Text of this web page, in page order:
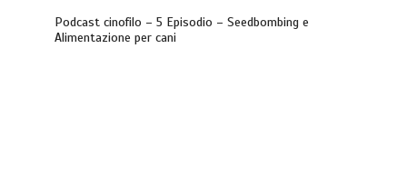
Podcast cinofilo – 5 Episodio – Seedbombing e
Alimentazione per cani